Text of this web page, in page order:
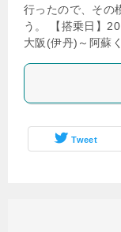
行ったので、その
う。 【搭乗日】
大阪(伊丹)～阿蘇
Tweet